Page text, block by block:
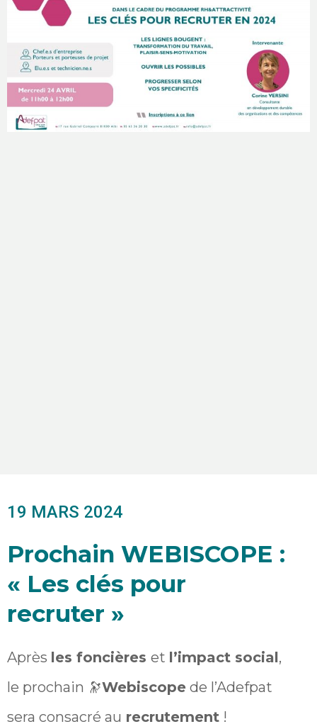
19 MARS 2024
Prochain WEBISCOPE :
« Les clés pour
recruter »
Après les foncières et l’impact social,
le prochain 🔭Webiscope de l’Adefpat
sera consacré au recrutement !